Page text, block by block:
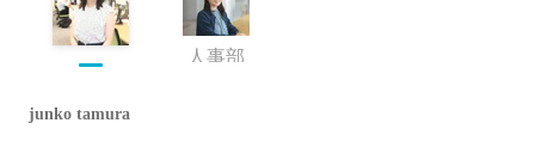
人事部
junko tamura